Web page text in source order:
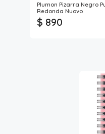
Plumon Pizarra Negro
Redonda Nuovo
$ 890